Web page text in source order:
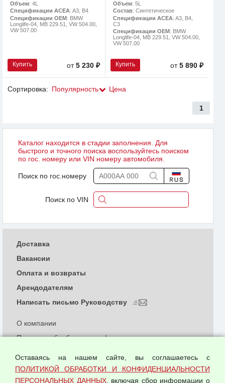
Объем: 4L
Спецификации ACEA: A3, B4
Спецификации OEM: BMW
Longlife-04, MB 229.51, VW 504.00,
VW 507.00
Купить от5 230 ₽
Объем: 5L
Состав: Синтетическое
Спецификации ACEA: A3, B4,
C3
Спецификации OEM: BMW
Longlife-04, MB 229.51, VW 504.00,
VW 507.00
Купить от5 890 ₽
Сортировка: Популярность Цена
1
Каталог находится в стадии заполнения. Для
быстрого и точного поиска воспользуйтесь поиском
по гос. номеру или VIN номеру автомобиля.
Поиск по гос.номеру
Поиск по VIN
О компании
Политика обработки и конфиденциальности
Согласием на обработку персональных данных
Оферта оптовой купли-продажи
Доставка
Вакансии
Оплата и возвраты
Арендодателям
Написать письмо Руководству
Оставаясь на нашем сайте, вы соглашаетесь с
ПОЛИТИКОЙ ОБРАБОТКИ И КОНФИДЕНЦИАЛЬНОСТИ
ПЕРСОНАЛЬНЫХ ДАННЫХ, включая сбор информации о